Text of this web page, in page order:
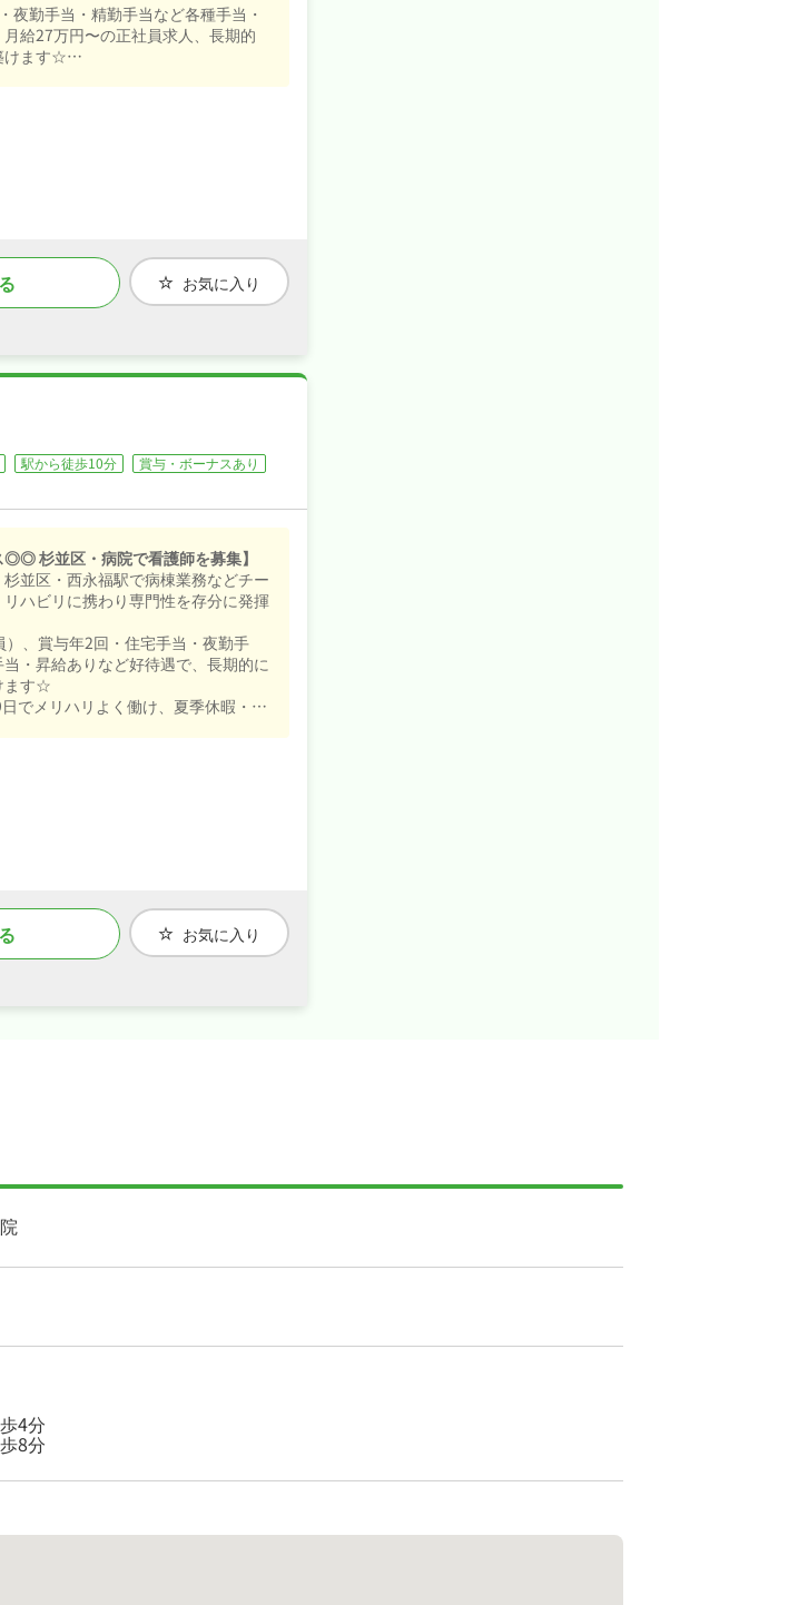
夜勤手当・精勤手当など各種手当・
給27万円〜の正社員求人、長期的
けます☆
・社宅制度あり、交通費支給で、あ
お気に入り
駅から徒歩10分
賞与・ボーナスあり
◎◎ 杉並区・病院で看護師を募集】
杉並区・西永福駅で病棟業務などチー
ハビリに携わり専門性を存分に発揮
）、賞与年2回・住宅手当・夜勤手
・昇給ありなど好待遇で、長期的に
ます☆
でメリハリよく働け、夏季休暇・年
・社宅制度あり、交通費支給で、あ
でサポートします☆
お気に入り
4分
8分